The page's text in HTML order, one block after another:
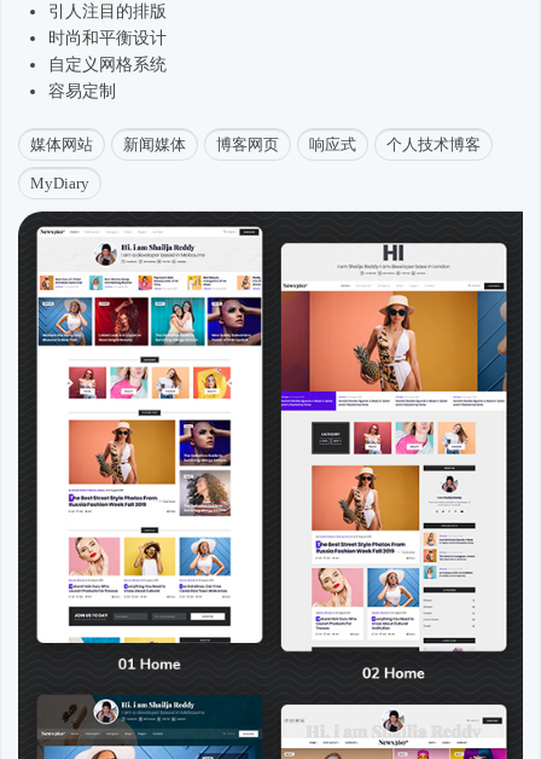
引人注目的排版
时尚和平衡设计
自定义网格系统
容易定制
媒体网站 新闻媒体 博客网页 响应式 个人技术博客
MyDiary